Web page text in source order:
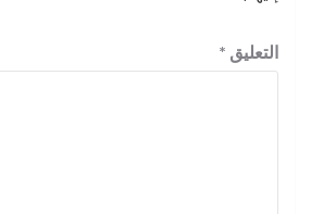
التعليق *